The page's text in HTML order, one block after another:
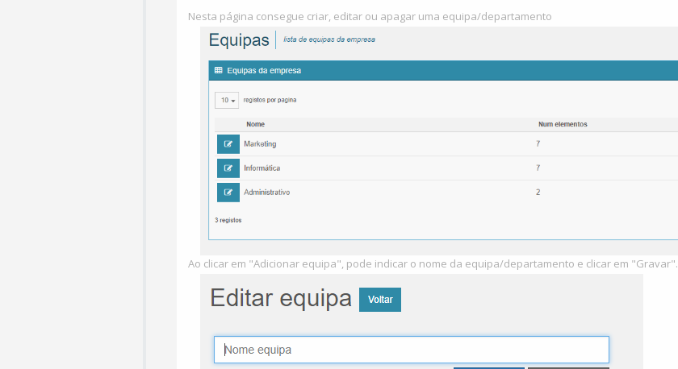
Nesta página consegue criar, editar ou apagar uma equipa/departamento
Ao clicar em "Adicionar equipa", pode indicar o nome da equipa/departamento e clicar em "Gravar".